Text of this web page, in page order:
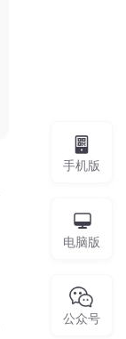
手机版
电脑版
公众号